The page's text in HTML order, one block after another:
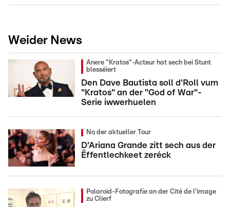
Weider News
Anere "Kratos"-Acteur hat sech bei Stunt
blesséiert
Den Dave Bautista soll d'Roll vum
"Kratos" an der "God of War"-
Serie iwwerhuelen
No der aktueller Tour
D'Ariana Grande zitt sech aus der
Ëffentlechkeet zeréck
Polaroid-Fotografie an der Cité de l'image
zu Clierf